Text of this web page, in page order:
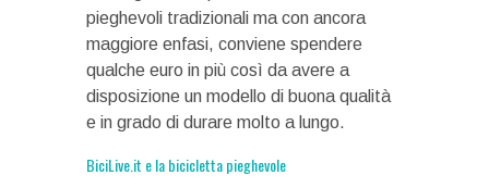
pieghevoli tradizionali ma con ancora
maggiore enfasi, conviene spendere
qualche euro in più così da avere a
disposizione un modello di buona qualità
e in grado di durare molto a lungo.
BiciLive.it e la bicicletta pieghevole